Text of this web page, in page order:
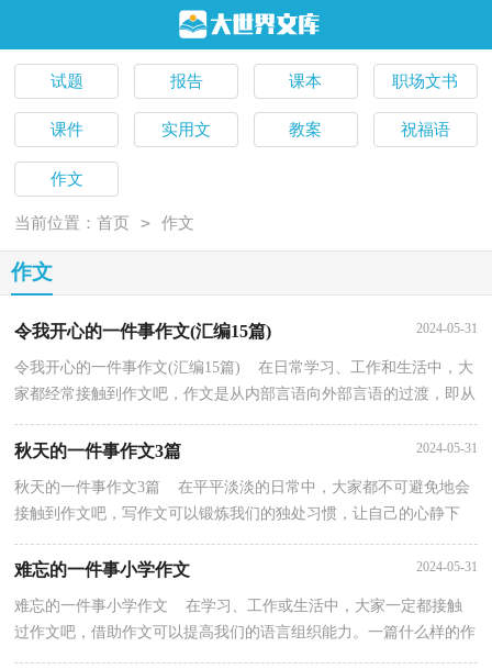
试题 报告 课本 职场文书
课件 实用文 教案 祝福语
作文
当前位置：首页 > 作文
作文
令我开心的一件事作文(汇编15篇) 2024-05-31
令我开心的一件事作文(汇编15篇) 在日常学习、工作和生活中，大
家都经常接触到作文吧，作文是从内部言语向外部言语的过渡，即从
经过压缩的简要的、自己能明白的语言，向开展的、...
秋天的一件事作文3篇 2024-05-31
秋天的一件事作文3篇 在平平淡淡的日常中，大家都不可避免地会
接触到作文吧，写作文可以锻炼我们的独处习惯，让自己的心静下
难忘的一件事小学作文 2024-05-31
难忘的一件事小学作文 在学习、工作或生活中，大家一定都接触
过作文吧，借助作文可以提高我们的语言组织能力。一篇什么样的作
文才能称之为优秀作文呢？下面是小编收集整理的难...